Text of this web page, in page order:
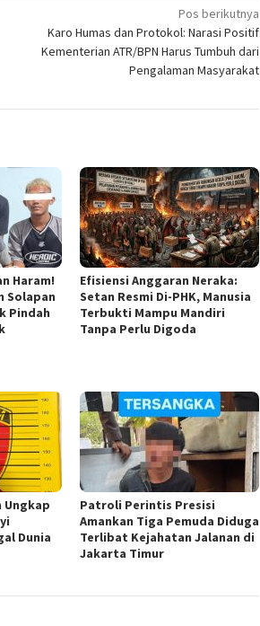
Pos berikutnya
Karo Humas dan Protokol: Narasi Positif
Kementerian ATR/BPN Harus Tumbuh dari
Pengalaman Masyarakat
Haram!
Solapan
Pindah
Efisiensi Anggaran Neraka:
Setan Resmi Di-PHK, Manusia
Terbukti Mampu Mandiri
Tanpa Perlu Digoda
Ungkap
Dunia
Patroli Perintis Presisi
Amankan Tiga Pemuda Diduga
Terlibat Kejahatan Jalanan di
Jakarta Timur